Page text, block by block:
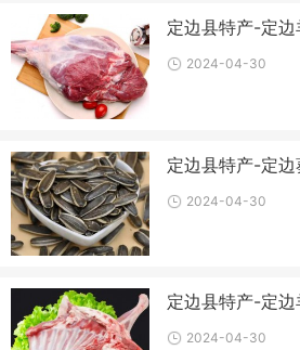
定边县特产-定边
2024-04-30
定边县特产-定边
2024-04-30
定边县特产-定边
2024-04-30